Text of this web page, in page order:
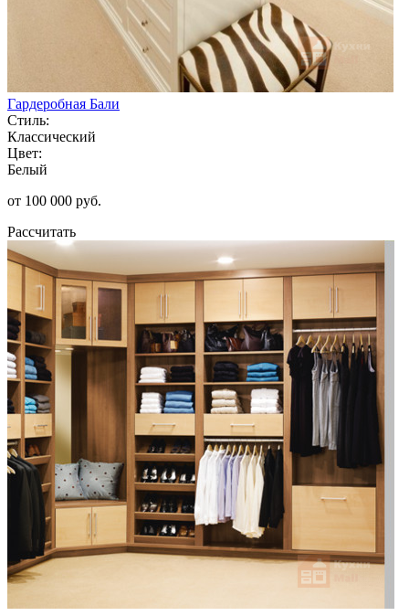
Гардеробная Бали
Стиль:
Классический
Цвет:
Белый
от 100 000 руб.
Рассчитать